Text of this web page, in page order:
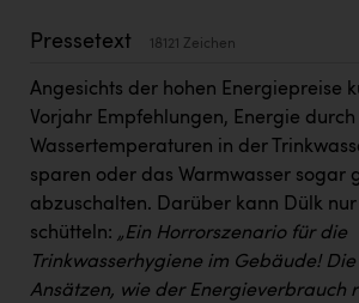
Ruderclub Wels
SCRI - Salzburg Cancer Research
SCHMACHTL GmbH
Schwingshandl - automation
Seher + Partner
Pressetext 18121 Zeichen
Angesichts der hohen Energiepreise
Vorjahr Empfehlungen, Energie
Wassertemperaturen in der
sparen oder das Warmwasser sogar
abzuschalten. Darüber kann Dülk
schütteln: „Ein Horrorszenario für die
Trinkwasserhygiene im Gebäude!
Ansätzen, wie der Energieverbrauch